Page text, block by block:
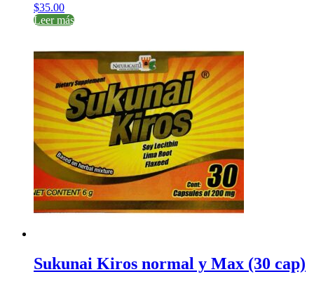
$35.00
Leer más
Sukunai Kiros normal y Max (30 cap)